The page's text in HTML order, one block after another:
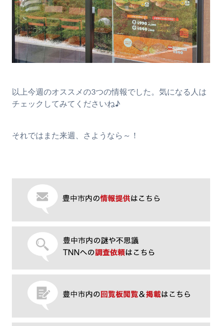
以上今週のオススメの3つの情報でした。気になる人は
チェックしてみてくださいね♪
それではまた来週、さようなら～！